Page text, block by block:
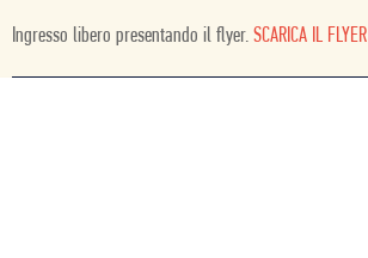
Ingresso libero presentando il flyer. SCARICA IL FLYER